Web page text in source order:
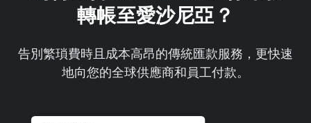
轉帳至愛沙尼亞？
告別繁瑣費時且成本高昂的傳統匯款服務，更快速
地向您的全球供應商和員工付款。